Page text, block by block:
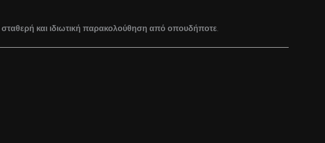
σταθερή και ιδιωτική παρακολούθηση από οπουδήποτε.